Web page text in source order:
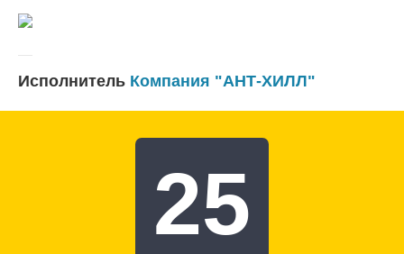
Исполнитель Компания "АНТ-ХИЛЛ"
25